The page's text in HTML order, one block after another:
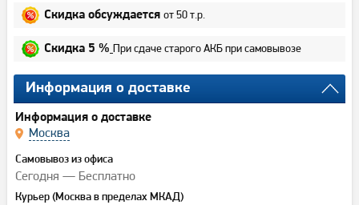
Скидка обсуждается от 50 т.р.
Скидка 5 % При сдаче старого АКБ при самовывозе
Информация о доставке
Информация о доставке
Москва
Самовывоз из офиса
Сегодня — Бесплатно
Курьер (Москва в пределах МКАД)